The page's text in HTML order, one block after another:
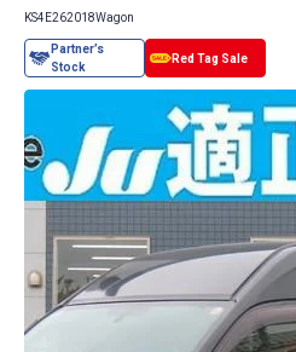
KS4E262018Wagon